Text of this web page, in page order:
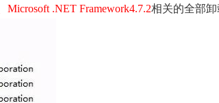
Microsoft .NET Framework4.7.2相关的全部